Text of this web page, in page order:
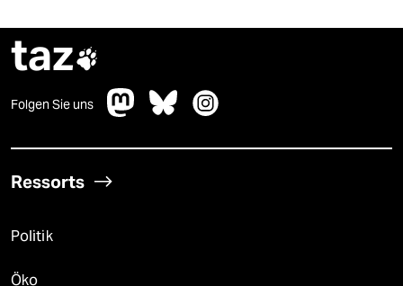
taz
Folgen Sie uns
Ressorts
Politik
Öko